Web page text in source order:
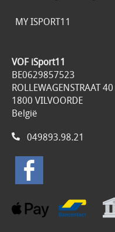
MY ISPORT11
VOF iSport11
BE0629857523
ROLLEWAGENSTRAAT 40
1800 VILVOORDE
België
049893.98.21